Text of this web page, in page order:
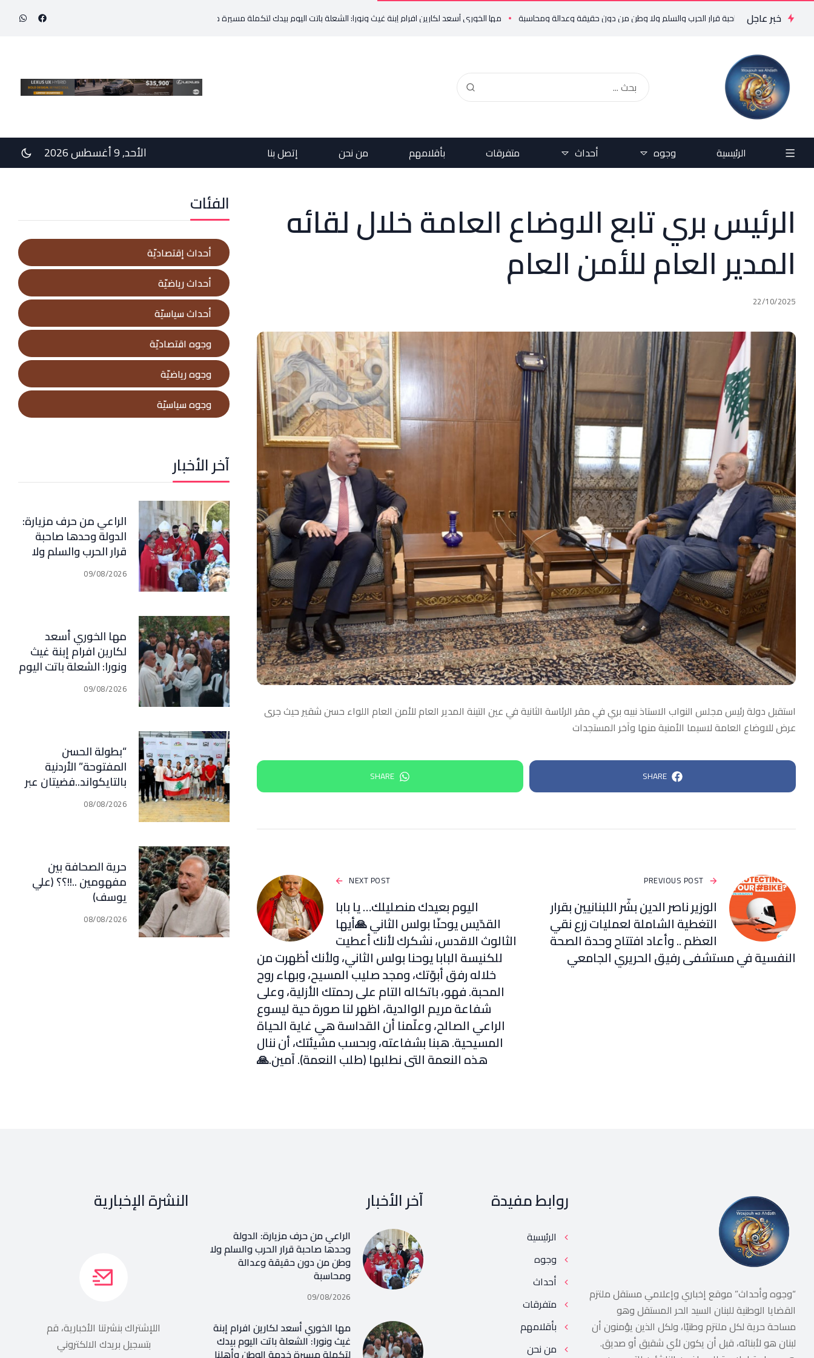
خبر عاجل
وحدها صاحبة قرار الحرب والسلم ولا وطن من دون حقيقة وعدالة ومحاسبة مها الخوري أسعد لكارين افرام إبنة غيث ونورا: الشعلة باتت اليوم بيدك لتكملة مسيرة خدمة الوطن وأهلنا في قرطبا وبلاد جبيل “بطولة الحسن المفتوحة”
الرئيسية وجوه أحداث متفرقات بأقلامهم من نحن إتصل بنا الأحد, 9 أغسطس 2026
الرئيس بري تابع الاوضاع العامة خلال لقائه
المدير العام للأمن العام
22/10/2025
استقبل دولة رئيس مجلس النواب الاستاذ نبيه بري في مقر الرئاسة الثانية في عين التينة المدير العام للأمن العام اللواء حسن شقير حيث جرى
عرض للاوضاع العامة لاسيما الأمنية منها وآخر المستجدات
SHARE
SHARE
PREVIOUS POST
الوزير ناصر الدين بشّر اللبنانيين بقرار
التغطية الشاملة لعمليات زرع نقي
العظم .. وأعاد افتتاح وحدة الصحة
النفسية في مستشفى رفيق الحريري الجامعي
NEXT POST
اليوم بعيدك منصليلك… يا بابا
القدّيس يوحنّا بولس الثاني 🙏أيها
الثالوث الاقدس، نشكرك لأنك أعطيت
للكنيسة البابا يوحنا بولس الثاني، ولأنك أظهرت من
خلاله رفق أبوّتك، ومجد صليب المسيح، وبهاء روح
المحبة. فهو، باتكاله التام على رحمتك الأزلية، وعلى
شفاعة مريم الوالدية، اظهر لنا صورة حية ليسوع
الراعي الصالح، وعلّمنا أن القداسة هي غاية الحياة
المسيحية. هبنا بشفاعته، وبحسب مشيئتك، أن ننال
هذه النعمة التي نطلبها (طلب النعمة). آمين.🙏
الفئات
أحداث إقتصاديّة
أحداث رياضيّة
أحداث سياسيّة
وجوه اقتصاديّة
وجوه رياضيّة
وجوه سياسيّة
آخر الأخبار
الراعي من حرف مزيارة:
الدولة وحدها صاحبة
قرار الحرب والسلم ولا
وطن من دون حقيقة
وعدالة ومحاسبة
09/08/2026
مها الخوري أسعد
لكارين افرام إبنة غيث
ونورا: الشعلة باتت اليوم
بيدك لتكملة مسيرة
خدمة الوطن وأهلنا في
09/08/2026
“بطولة الحسن
المفتوحة” الأردنية
بالتايكواند..فضيتان عبر
رعد وقدسي… برونزيتان
لظريفة وأبي هيلا
08/08/2026
حرية الصحافة بين
مفهومين ..!!؟؟ (علي
يوسف)
08/08/2026
“وجوه وأحداث” موقع إخباري وإعلامي مستقل ملتزم
القضايا الوطنية للبنان السيد الحر المستقل وهو
مساحة حرية لكل ملتزم وطنيًا، ولكل الذين يؤمنون أن
لبنان هو لأبنائه، قبل أن يكون لأي شقيق أو صديق.
روابط مفيدة
الرئيسية
وجوه
أحداث
متفرقات
بأقلامهم
من نحن
آخر الأخبار
الراعي من حرف مزيارة: الدولة
وحدها صاحبة قرار الحرب والسلم ولا
وطن من دون حقيقة وعدالة
ومحاسبة
09/08/2026
مها الخوري أسعد لكارين افرام إبنة
غيث ونورا: الشعلة باتت اليوم بيدك
النشرة الإخبارية
اللإشتراك بنشرتنا الأخبارية، قم
بتسجيل بريدك الالكتروني